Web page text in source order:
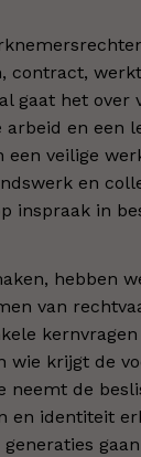
contract,
gaat het over
arbeid en een
een veilige
en
inspraak in
hebben
van
wie krijgt de
neemt de
en identiteit